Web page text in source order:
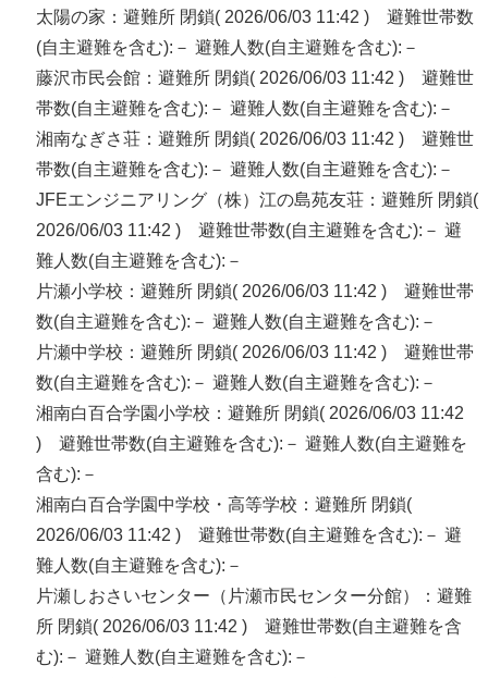
太陽の家：避難所 閉鎖( 2026/06/03 11:42 ) 避難世帯数
(自主避難を含む):－ 避難人数(自主避難を含む):－
藤沢市民会館：避難所 閉鎖( 2026/06/03 11:42 ) 避難世
帯数(自主避難を含む):－ 避難人数(自主避難を含む):－
湘南なぎさ荘：避難所 閉鎖( 2026/06/03 11:42 ) 避難世
帯数(自主避難を含む):－ 避難人数(自主避難を含む):－
JFEエンジニアリング（株）江の島苑友荘：避難所 閉鎖(
2026/06/03 11:42 ) 避難世帯数(自主避難を含む):－ 避
難人数(自主避難を含む):－
片瀬小学校：避難所 閉鎖( 2026/06/03 11:42 ) 避難世帯
数(自主避難を含む):－ 避難人数(自主避難を含む):－
片瀬中学校：避難所 閉鎖( 2026/06/03 11:42 ) 避難世帯
数(自主避難を含む):－ 避難人数(自主避難を含む):－
湘南白百合学園小学校：避難所 閉鎖( 2026/06/03 11:42
) 避難世帯数(自主避難を含む):－ 避難人数(自主避難を
含む):－
湘南白百合学園中学校・高等学校：避難所 閉鎖(
2026/06/03 11:42 ) 避難世帯数(自主避難を含む):－ 避
難人数(自主避難を含む):－
片瀬しおさいセンター（片瀬市民センター分館）：避難
所 閉鎖( 2026/06/03 11:42 ) 避難世帯数(自主避難を含
む):－ 避難人数(自主避難を含む):－